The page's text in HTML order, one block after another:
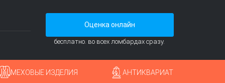
Оценка онлайн
бесплатно. во всех ломбардах сразу.
МЕХОВЫЕ ИЗДЕЛИЯ АНТИКВАРИАТ